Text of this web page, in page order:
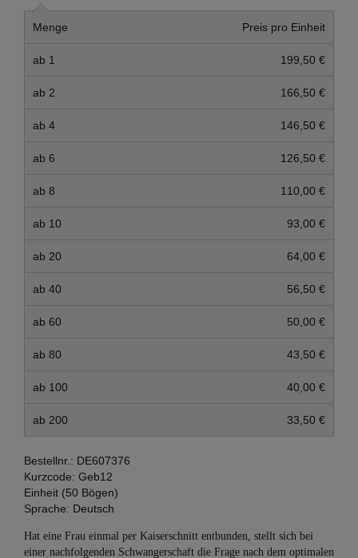
Menge Preis pro Einheit
ab 1 199,50 €
ab 2 166,50 €
ab 4 146,50 €
ab 6 126,50 €
ab 8 110,00 €
ab 10 93,00 €
ab 20 64,00 €
ab 40 56,50 €
ab 60 50,00 €
ab 80 43,50 €
ab 100 40,00 €
ab 200 33,50 €
Bestellnr.: DE607376
Kurzcode: Geb12
Einheit (50 Bögen)
Sprache: Deutsch
Hat eine Frau einmal per Kaiserschnitt entbunden, stellt sich bei
einer nachfolgenden Schwangerschaft die Frage nach dem optimalen